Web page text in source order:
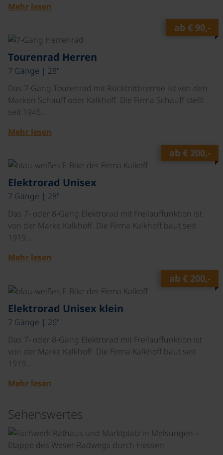
Mehr lesen
ab € 90,-
Tourenrad Herren
7 Gänge | 28"
Das 7-Gang Tourenrad mit Rücktrittbremse ist von den
Marken Schauff oder Kalkhoff. Die Firma Schauff stellt
seit 1945…
Mehr lesen
ab € 200,-
Elektrorad Unisex
7 Gänge | 28"
Das 7- oder 8-Gang Elektrorad mit Freilauffunktion ist
von der Marke Kalkhoff. Die Firma Kalkhoff baut seit
1919…
Mehr lesen
ab € 200,-
Elektrorad Unisex klein
7 Gänge | 26"
Das 7- oder 8-Gang Elektrorad mit Freilauffunktion ist
von der Marke Kalkhoff. Die Firma Kalkhoff baut seit
1919…
Mehr lesen
Sehenswertes